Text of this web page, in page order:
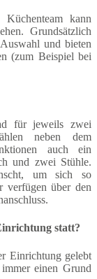
kann
Grundsätzlich
und bieten
(zum Beispiel bei
für jeweils zwei
neben dem
auch ein
und zwei Stühle.
um sich so
über den
statt?
Einrichtung gelebt
einen Grund